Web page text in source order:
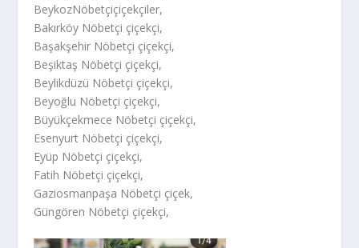
BeykozNöbetçiçiçekçiler,
Bakırköy Nöbetçi çiçekçi,
Başakşehir Nöbetçi çiçekçi,
Beşiktaş Nöbetçi çiçekçi,
Beylikdüzü Nöbetçi çiçekçi,
Beyoğlu Nöbetçi çiçekçi,
Büyükçekmece Nöbetçi çiçekçi,
Esenyurt Nöbetçi çiçekçi,
Eyüp Nöbetçi çiçekçi,
Fatih Nöbetçi çiçekçi,
Gaziosmanpaşa Nöbetçi çiçek,
Güngören Nöbetçi çiçekçi,